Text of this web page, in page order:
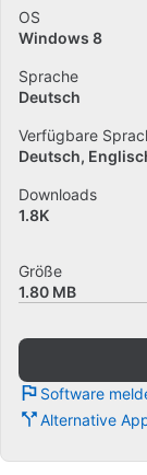
OS
Windows 8
Sprache
Deutsch
Verfügbare
Deutsch
Downloads
1.8K
Größe
1.80 MB
Software
Alternative